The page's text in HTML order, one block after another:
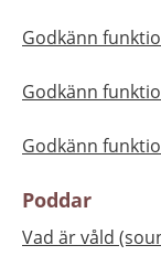
Godkänn
Godkänn
Godkänn
Poddar
Vad är våld